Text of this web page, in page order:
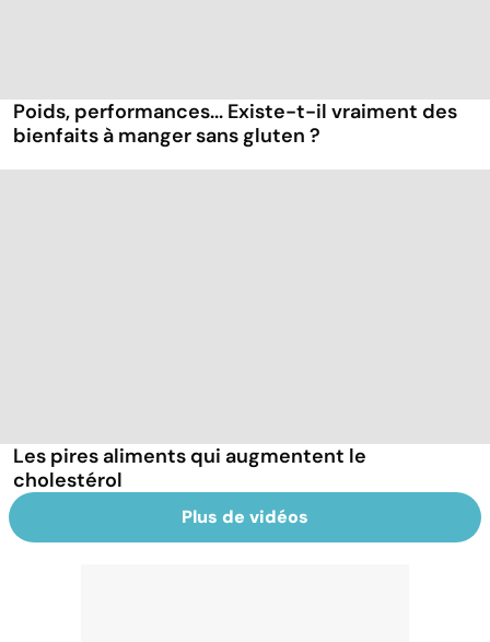
Poids, performances... Existe-t-il vraiment des
bienfaits à manger sans gluten ?
Les pires aliments qui augmentent le
cholestérol
Plus de vidéos